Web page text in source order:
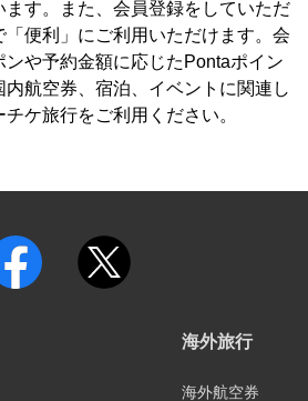
す。また、会員登録をしていただ
「便利」にご利用いただけます。会
ンや予約金額に応じたPontaポイン
内航空券、宿泊、イベントに関連し
ケ旅行をご利用ください。
海外旅行
海外航空券